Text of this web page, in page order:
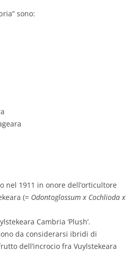
sono:
nel 1911 in onore dell’orticultore
(= Odontoglossum x Cochlioda x
Cambria ‘Plush’.
da considerarsi ibridi di
dell’incrocio fra Vuylstekeara